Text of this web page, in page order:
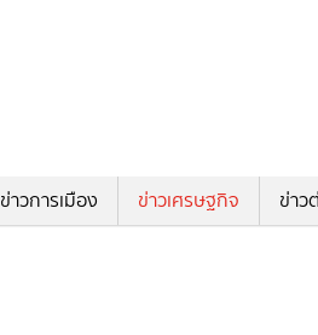
ข่าวการเมือง ข่าวเศรษฐกิจ ข่าว